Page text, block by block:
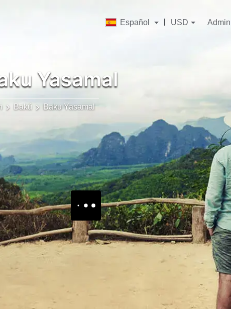
Español USD
Yasamal
Bakú Baku Yasamal